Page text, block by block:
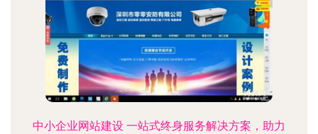
中小企业网站建设 一站式终身服务解决方案，助力